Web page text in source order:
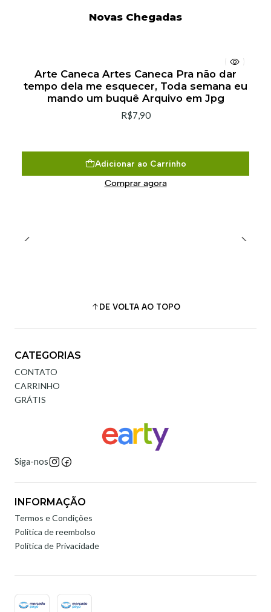
Novas Chegadas
Arte Caneca Artes Caneca Pra não dar
tempo dela me esquecer, Toda semana eu
mando um buquê Arquivo em Jpg
R$7,90
Adicionar ao Carrinho
Comprar agora
DE VOLTA AO TOPO
CATEGORIAS
CONTATO
CARRINHO
GRÁTIS
Siga-nos
INFORMAÇÃO
Termos e Condições
Politica de reembolso
Política de Privacidade